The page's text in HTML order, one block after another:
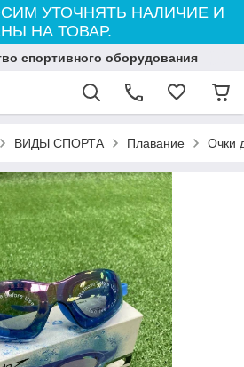
УТОЧНЯТЬ НАЛИЧИЕ И
НА ТОВАР.
спортивного оборудования
ВИДЫ СПОРТА Плавание Очки